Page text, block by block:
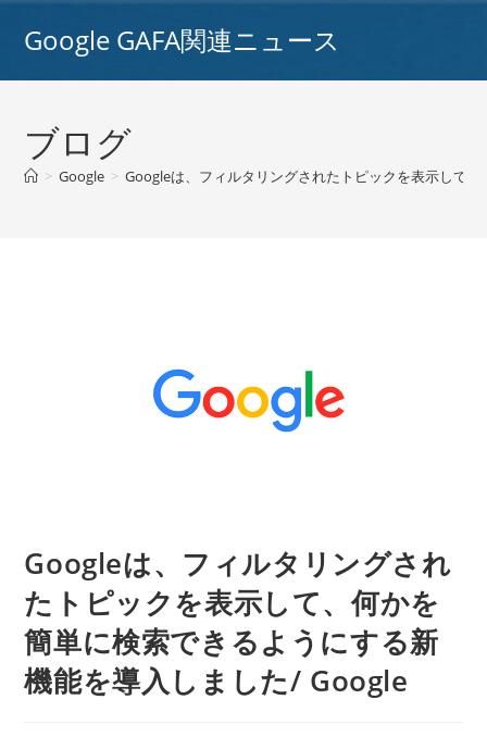
Google GAFA関連ニュース
ブログ
> Google > Googleは、フィルタリングされたトピックを表示して
Googleは、フィルタリングされ
たトピックを表示して、何かを
簡単に検索できるようにする新
機能を導入しました/ Google